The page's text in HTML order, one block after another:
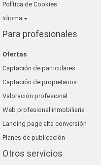
Política de Cookies
Idioma
Para profesionales
Ofertas
Captación de particulares
Captación de propietarios
Valoración profesional
Web profesional inmobiliaria
Landing page alta conversión
Planes de publicación
Otros servicios